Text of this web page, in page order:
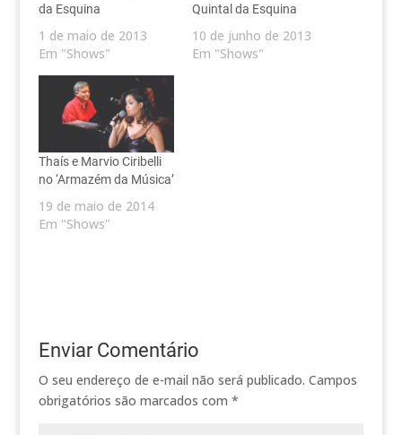
da Esquina
1 de maio de 2013
Em "Shows"
Quintal da Esquina
10 de junho de 2013
Em "Shows"
Thaís e Marvio Ciribelli
no ‘Armazém da Música’
19 de maio de 2014
Em "Shows"
Enviar Comentário
O seu endereço de e-mail não será publicado. Campos
obrigatórios são marcados com *